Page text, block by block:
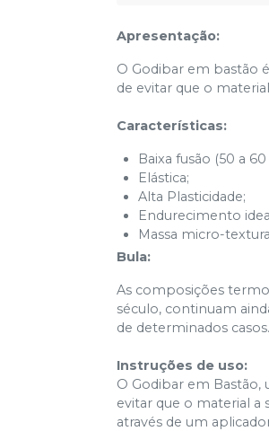
Apresentação:
O Godibar em bastão
de evitar que o
Características:
Baixa fusão (50 a 60
Elástica;
Alta Plasticidade;
Endurecimento
Massa micro-
Bula:
As composições
século, continuam
de determinados casos.
Instruções de uso:
O Godibar em Bastão,
evitar que o material a
através de um